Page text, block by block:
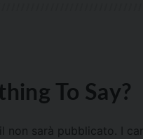
To Say?
non sarà pubblicato. I